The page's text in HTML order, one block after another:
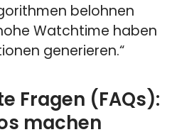
belohnen
Watchtime haben
generieren.“
Fragen (FAQs):
machen